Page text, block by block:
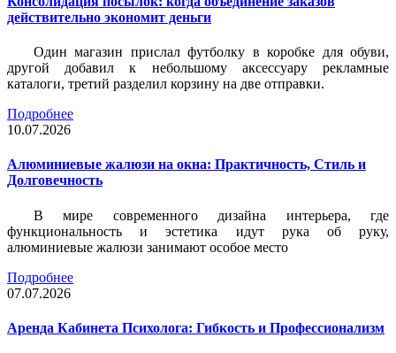
действительно экономит деньги
Один магазин прислал футболку в коробке для обуви,
другой добавил к небольшому аксессуару рекламные
каталоги, третий разделил корзину на две отправки.
Подробнее
10.07.2026
Алюминиевые жалюзи на окна: Практичность, Стиль и
Долговечность
В мире современного дизайна интерьера, где
функциональность и эстетика идут рука об руку,
алюминиевые жалюзи занимают особое место
Подробнее
07.07.2026
Аренда Кабинета Психолога: Гибкость и Профессионализм